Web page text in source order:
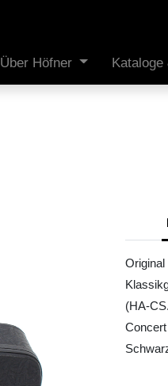
Über Höfner
(HA-